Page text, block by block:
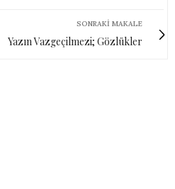
SONRAKI MAKALE
Yazın Vazgeçilmezi; Gözlükler